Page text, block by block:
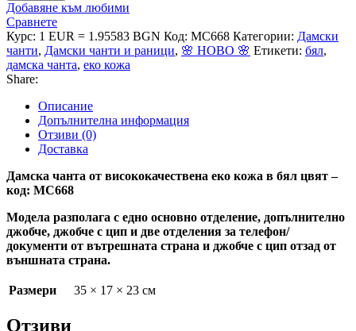
Добавяне към любими
Сравнете
Курс: 1 EUR = 1.95583 BGN Код: MC668 Категории: Дамски
чанти, Дамски чанти и раници, 🌸 НОВО 🌸 Етикети: бял,
дамска чанта, еко кожа
Share:
Описание
Допълнителна информация
Отзиви (0)
Доставка
Дамска чанта от висококачествена еко кожа в бял цвят –
код: MC668
Модела разполага с едно основно отделение, допълнително
джобче, джобче с цип и две отделения за телефон/
документи от вътрешната страна и джобче с цип отзад от
външната страна.
Размери 35 × 17 × 23 см
Отзиви